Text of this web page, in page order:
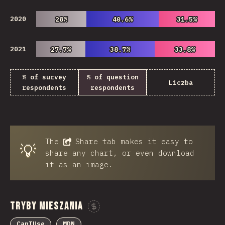
2020 28%
28% 40.6%
40.6% 31.5%
31.5%
2021 27.7%
27.7% 38.7%
38.7% 33.8%
33.8%
% of survey
respondents
% of question
respondents
Liczba
💡 The Share tab makes it easy to
share any chart, or even download
it as an image.
Tryby Mieszania